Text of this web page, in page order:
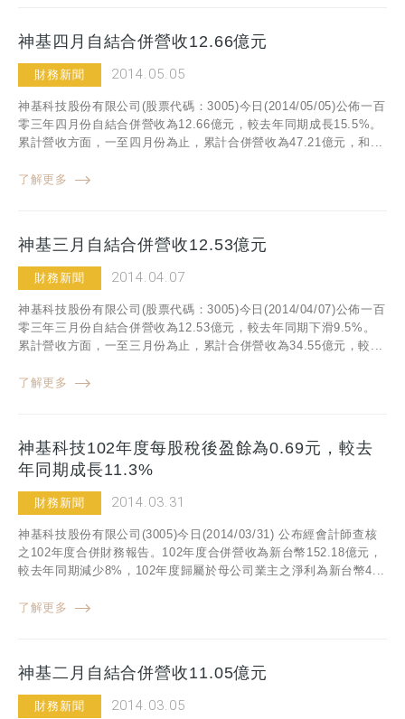
神基四月自結合併營收12.66億元
財務新聞 2014.05.05
神基科技股份有限公司(股票代碼：3005)今日(2014/05/05)公佈一百
零三年四月份自結合併營收為12.66億元，較去年同期成長15.5%。
累計營收方面，一至四月份為止，累計合併營收為47.21億元，和...
了解更多
神基三月自結合併營收12.53億元
財務新聞 2014.04.07
神基科技股份有限公司(股票代碼：3005)今日(2014/04/07)公佈一百
零三年三月份自結合併營收為12.53億元，較去年同期下滑9.5%。
累計營收方面，一至三月份為止，累計合併營收為34.55億元，較...
了解更多
神基科技102年度每股稅後盈餘為0.69元，較去
年同期成長11.3%
財務新聞 2014.03.31
神基科技股份有限公司(3005)今日(2014/03/31) 公布經會計師查核
之102年度合併財務報告。102年度合併營收為新台幣152.18億元，
較去年同期減少8%，102年度歸屬於母公司業主之淨利為新台幣4...
了解更多
神基二月自結合併營收11.05億元
財務新聞 2014.03.05